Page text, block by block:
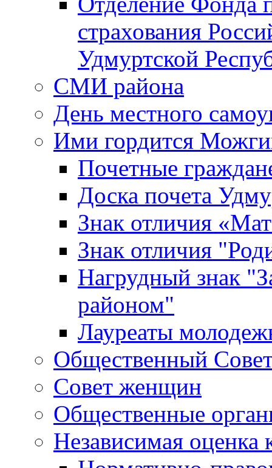
страхования
Удмуртской
СМИ района
День местного
Ими гордится
Почетные
Доска почета
Знак отличия
Знак отличия
Нагрудный знак
районом"
Лауреаты
Общественный
Совет женщин
Общественные
Независимая оценка